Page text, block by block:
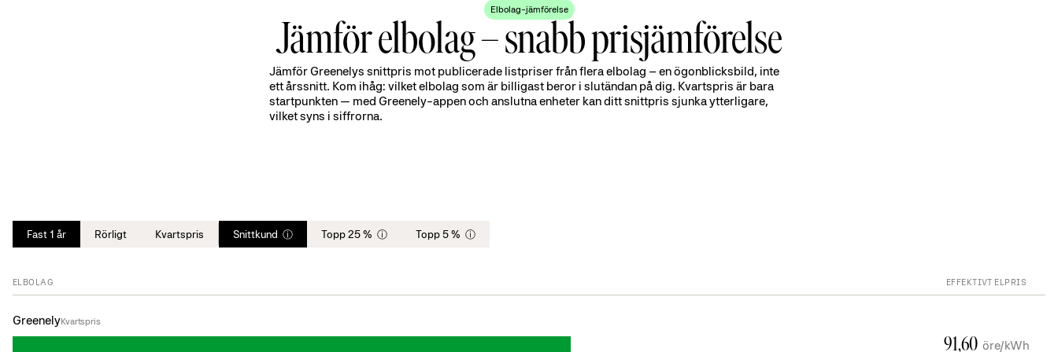
rörliga kostnader och visar vad du faktiskt betalar per kWh.
Elbolag-jämförelse
Jämför elbolag – snabb prisjämförelse
Jämför Greenelys snittpris mot publicerade listpriser från flera elbolag – en ögonblicksbild, inte
ett årssnitt. Kom ihåg: vilket elbolag som är billigast beror i slutändan på dig. Kvartspris är bara
startpunkten — med Greenely-appen och anslutna enheter kan ditt snittpris sjunka ytterligare,
vilket syns i siffrorna.
Fast 1 år Rörligt Kvartspris Snittkund ⓘ Topp 25 % ⓘ Topp 5 % ⓘ
ELBOLAG EFFEKTIVT ELPRIS
GreenelyKvartspris
91,60 öre/kWh